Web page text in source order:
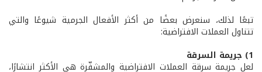
تبعًا لذلك، سنعرض بعضًا من أكثر الأفعال الجرمية شيوعًا والتي
تتناول العملات الافتراضية:
1) جريمة السرقة
لعل جريمة سرقة العملات الافتراضية والمشفّرة هي الأكثر انتشارًا،